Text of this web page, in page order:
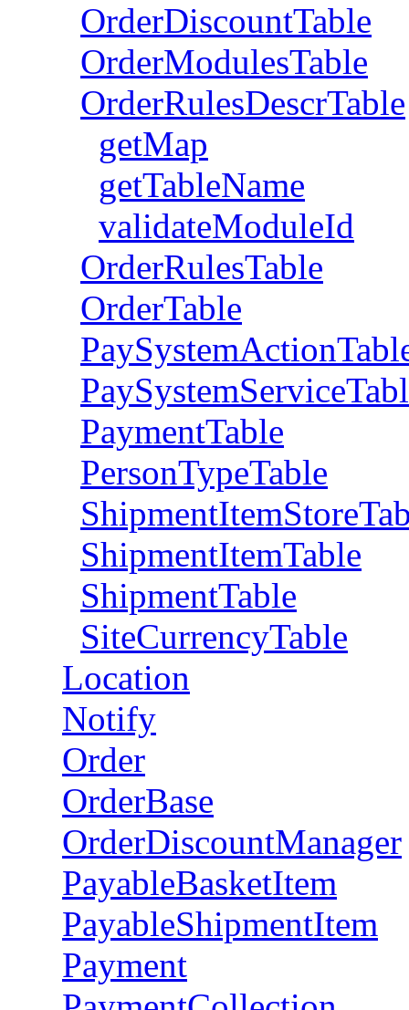
OrderDiscountTable
OrderModulesTable
OrderRulesDescrTable
getMap
getTableName
validateModuleId
OrderRulesTable
OrderTable
PaymentTable
PersonTypeTable
ShipmentItemTable
ShipmentTable
SiteCurrencyTable
Location
Notify
Order
OrderBase
OrderDiscountManager
PayableBasketItem
PayableShipmentItem
Payment